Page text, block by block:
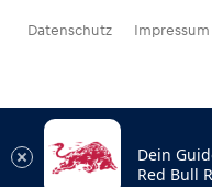
Datenschutz Impressum
Dein
Red Bull